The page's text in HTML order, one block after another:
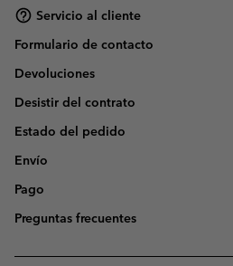
Servicio al cliente
Formulario de contacto
Devoluciones
Desistir del contrato
Estado del pedido
Envío
Pago
Preguntas frecuentes